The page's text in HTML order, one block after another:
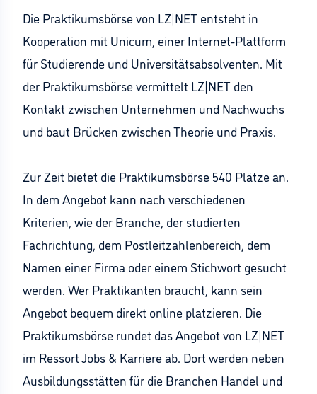
Die Praktikumsbörse von LZ|NET entsteht in
Kooperation mit Unicum, einer Internet-Plattform
für Studierende und Universitätsabsolventen. Mit
der Praktikumsbörse vermittelt LZ|NET den
Kontakt zwischen Unternehmen und Nachwuchs
und baut Brücken zwischen Theorie und Praxis.
Zur Zeit bietet die Praktikumsbörse 540 Plätze an.
In dem Angebot kann nach verschiedenen
Kriterien, wie der Branche, der studierten
Fachrichtung, dem Postleitzahlenbereich, dem
Namen einer Firma oder einem Stichwort gesucht
werden. Wer Praktikanten braucht, kann sein
Angebot bequem direkt online platzieren. Die
Praktikumsbörse rundet das Angebot von LZ|NET
im Ressort Jobs & Karriere ab. Dort werden neben
Ausbildungsstätten für die Branchen Handel und